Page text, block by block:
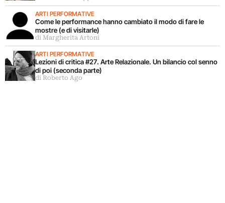
ARTI PERFORMATIVE
Come le performance hanno cambiato il modo di fare le
mostre (e di visitarle)
di Margherita Artoni
ARTI PERFORMATIVE
Lezioni di critica #27. Arte Relazionale. Un bilancio col senno
di poi (seconda parte)
di Roberto Ago